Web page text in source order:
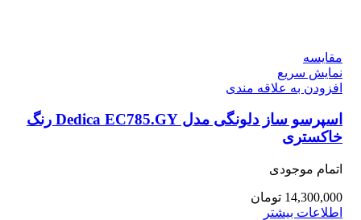
مقايسه
نمایش سریع
افزودن به علاقه مندی
اسپرسو ساز دلونگی مدل Dedica EC785.GY رنگ
خاکستری
اتمام موجودی
14,300,000 تومان
اطلاعات بیشتر